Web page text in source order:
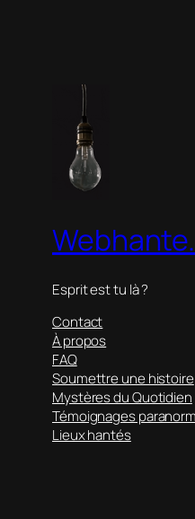
Esprit est tu là ?
Contact
À propos
FAQ
Soumettre une histoire
Mystères du Quotidien
Témoignages
Lieux hantés